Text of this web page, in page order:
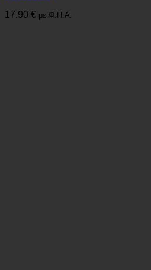
17.90 € με Φ.Π.Α.